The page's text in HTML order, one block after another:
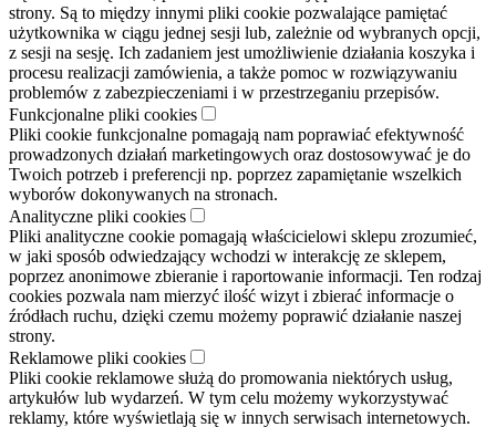
strony. Są to między innymi pliki cookie pozwalające pamiętać
użytkownika w ciągu jednej sesji lub, zależnie od wybranych opcji,
z sesji na sesję. Ich zadaniem jest umożliwienie działania koszyka i
procesu realizacji zamówienia, a także pomoc w rozwiązywaniu
problemów z zabezpieczeniami i w przestrzeganiu przepisów.
Funkcjonalne pliki cookies
Pliki cookie funkcjonalne pomagają nam poprawiać efektywność
prowadzonych działań marketingowych oraz dostosowywać je do
Twoich potrzeb i preferencji np. poprzez zapamiętanie wszelkich
wyborów dokonywanych na stronach.
Analityczne pliki cookies
Pliki analityczne cookie pomagają właścicielowi sklepu zrozumieć,
w jaki sposób odwiedzający wchodzi w interakcję ze sklepem,
poprzez anonimowe zbieranie i raportowanie informacji. Ten rodzaj
cookies pozwala nam mierzyć ilość wizyt i zbierać informacje o
źródłach ruchu, dzięki czemu możemy poprawić działanie naszej
strony.
Reklamowe pliki cookies
Pliki cookie reklamowe służą do promowania niektórych usług,
artykułów lub wydarzeń. W tym celu możemy wykorzystywać
reklamy, które wyświetlają się w innych serwisach internetowych.